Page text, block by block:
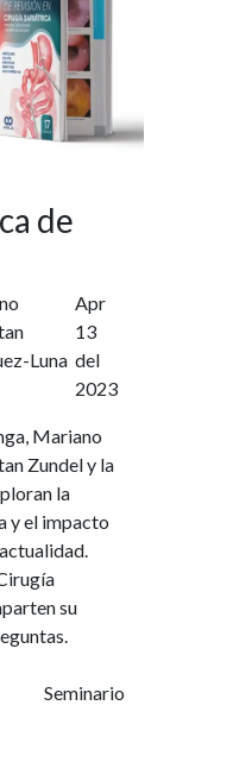
de
Luna
Apr
13
del
2023
Mariano
Zundel y la
la
y el impacto
su
Seminario